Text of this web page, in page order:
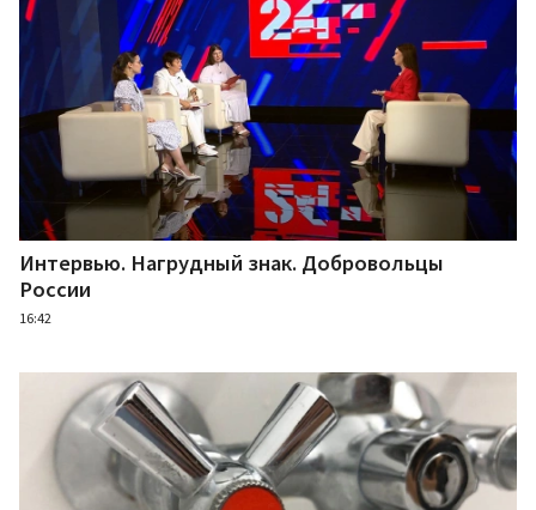
Интервью. Нагрудный знак. Добровольцы
России
16:42